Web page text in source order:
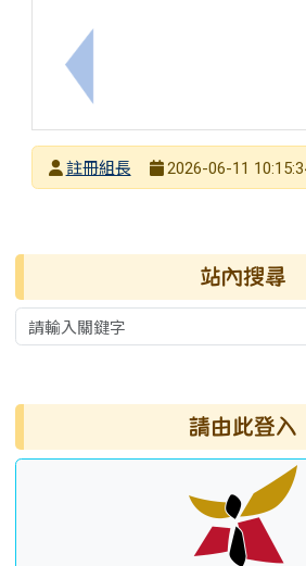
上一筆：應屆畢業生之高中
發布者
註冊組長
2026-06-11
右邊區域內容 站內搜尋
請由此登入